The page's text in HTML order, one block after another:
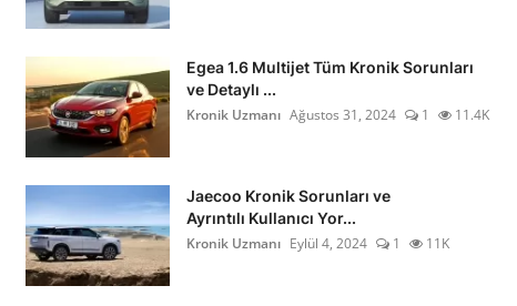
Egea 1.6 Multijet Tüm Kronik Sorunları
ve Detaylı ...
Kronik Uzmanı Ağustos 31, 2024 1 11.4K
Jaecoo Kronik Sorunları ve
Ayrıntılı Kullanıcı Yor...
Kronik Uzmanı Eylül 4, 2024 1 11K